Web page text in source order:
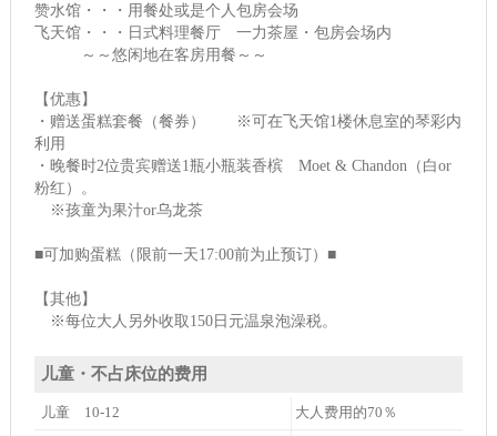
赞水馆・・・用餐处或是个人包房会场
飞天馆・・・日式料理餐厅 一力茶屋・包房会场内
～～悠闲地在客房用餐～～
【优惠】
・赠送蛋糕套餐（餐券） ※可在飞天馆1楼休息室的琴彩内
利用
・晚餐时2位贵宾赠送1瓶小瓶装香槟 Moet & Chandon（白or
粉红）。
※孩童为果汁or乌龙茶
■可加购蛋糕（限前一天17:00前为止预订）■
【其他】
※每位大人另外收取150日元温泉泡澡税。
儿童・不占床位的费用
儿童 10-12 大人费用的70％